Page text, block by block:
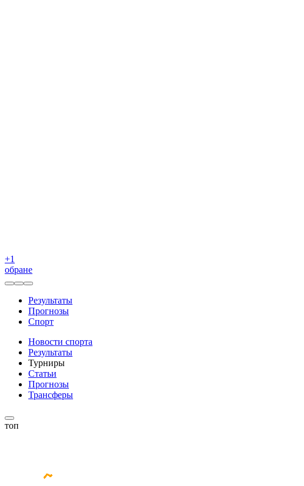
+1
обране
Результаты
Прогнозы
Спорт
Новости спорта
Результаты
Турниры
Статьи
Прогнозы
Трансферы
топ